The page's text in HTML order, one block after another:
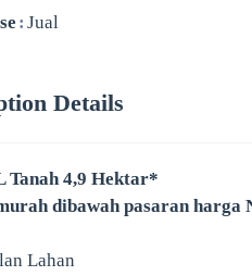
Jual
Details
Tanah 4,9 Hektar*
dibawah pasaran
Lahan